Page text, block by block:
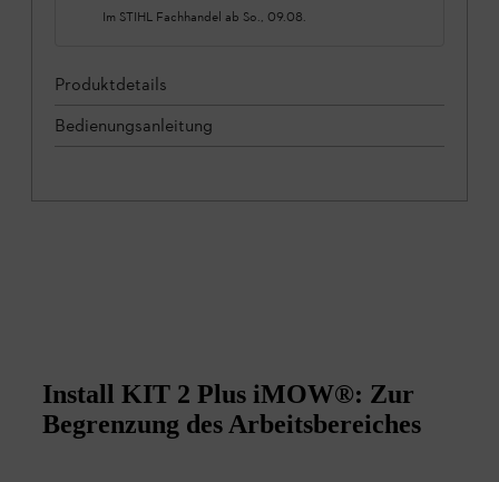
Im STIHL Fachhandel ab So., 09.08.
Produktdetails
Bedienungsanleitung
Install KIT 2 Plus iMOW®: Zur
Begrenzung des Arbeitsbereiches